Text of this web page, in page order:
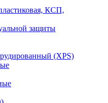
КСП,
защиты
(XPS)